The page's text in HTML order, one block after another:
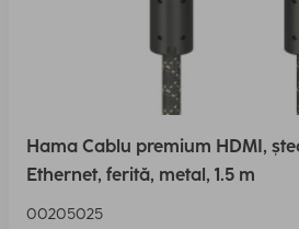
Hama Cablu premium HDMI,
Ethernet, ferită, metal, 1.5 m
00205025